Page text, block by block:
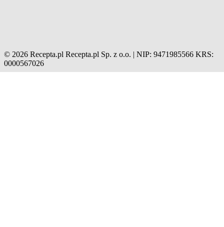
© 2026 Recepta.pl Recepta.pl Sp. z o.o. | NIP: 9471985566 KRS:
0000567026